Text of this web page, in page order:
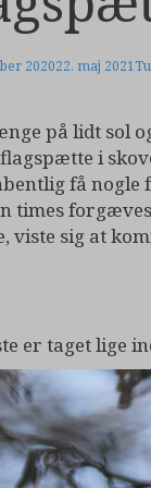
202022. maj 2021
på lidt sol
i
få nogle
sig at
er taget lige